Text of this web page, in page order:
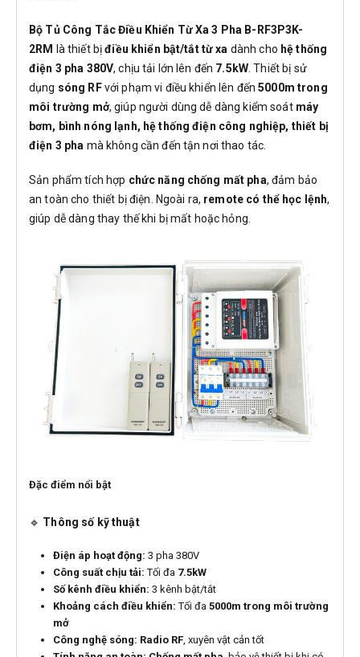
Bộ Tủ Công Tắc Điều Khiển Từ Xa 3 Pha B-RF3P3K-
2RM
là thiết bịđiều khiển bật/tắt từ xa dành cho hệ thống
điện 3 pha 380V, chịu tải lớn lên đến 7.5kW . Thiết bị sử
dụng sóng RFvới phạm vi điều khiển lên đến5000m trong
môi trường mở, giúp người dùng dễ dàng kiểm soát máy
bơm, bình nóng lạnh, hệ thống điện công nghiệp, thiết bị
điện 3 pha mà không cần đến tận nơi thao tác.
Sản phẩm tích hợp chức năng chống mất pha, đảm bảo
an toàn cho thiết bị điện. Ngoài ra, remote có thể học lệnh,
giúp dễ dàng thay thế khi bị mất hoặc hỏng.
Đặc điểm nổi bật
🔹 Thông số kỹ thuật
Điện áp hoạt động: 3 pha 380V
Công suất chịu tải: Tối đa 7.5kW
Số kênh điều khiển: 3 kênh bật/tắt
Khoảng cách điều khiển: Tối đa 5000m trong môi trường
mở
Công nghệ sóng: Radio RF, xuyên vật cản tốt